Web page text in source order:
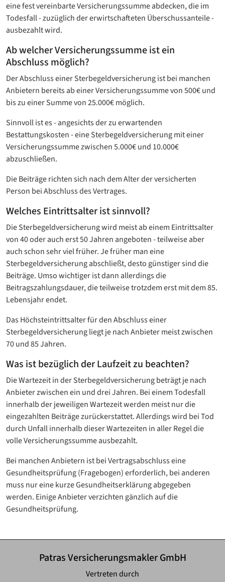
eine fest vereinbarte Versicherungssumme abdecken, die im
Todesfall - zuzüglich der erwirtschafteten Überschussanteile -
ausbezahlt wird.
Ab welcher Versicherungssumme ist ein
Abschluss möglich?
Der Abschluss einer Sterbegeldversicherung ist bei manchen
Anbietern bereits ab einer Versicherungssumme von 500€ und
bis zu einer Summe von 25.000€ möglich.
Sinnvoll ist es - angesichts der zu erwartenden
Bestattungskosten - eine Sterbegeldversicherung mit einer
Versicherungssumme zwischen 5.000€ und 10.000€
abzuschließen.
Die Beiträge richten sich nach dem Alter der versicherten
Person bei Abschluss des Vertrages.
Welches Eintrittsalter ist sinnvoll?
Die Sterbegeldversicherung wird meist ab einem Eintrittsalter
von 40 oder auch erst 50 Jahren angeboten - teilweise aber
auch schon sehr viel früher. Je früher man eine
Sterbegeldversicherung abschließt, desto günstiger sind die
Beiträge. Umso wichtiger ist dann allerdings die
Beitragszahlungsdauer, die teilweise trotzdem erst mit dem 85.
Lebensjahr endet.
Das Höchsteintrittsalter für den Abschluss einer
Sterbegeldversicherung liegt je nach Anbieter meist zwischen
70 und 85 Jahren.
Was ist bezüglich der Laufzeit zu beachten?
Die Wartezeit in der Sterbegeldversicherung beträgt je nach
Anbieter zwischen ein und drei Jahren. Bei einem Todesfall
innerhalb der jeweiligen Wartezeit werden meist nur die
eingezahlten Beiträge zurückerstattet. Allerdings wird bei Tod
durch Unfall innerhalb dieser Wartezeiten in aller Regel die
volle Versicherungssumme ausbezahlt.
Bei manchen Anbietern ist bei Vertragsabschluss eine
Gesundheitsprüfung (Fragebogen) erforderlich, bei anderen
muss nur eine kurze Gesundheitserklärung abgegeben
werden. Einige Anbieter verzichten gänzlich auf die
Gesundheitsprüfung.
Patras Versicherungsmakler GmbH
Vertreten durch